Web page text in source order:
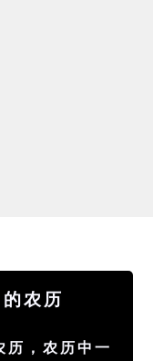
农历
历，农历中一